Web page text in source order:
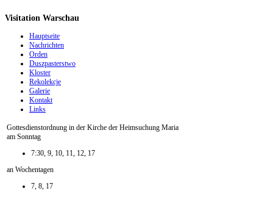
Visitation Warschau
Hauptseite
Nachrichten
Orden
Duszpasterstwo
Kloster
Rekolekcje
Galerie
Kontakt
Links
Gottesdienstordnung in der Kirche der Heimsuchung Maria
am Sonntag
7:30, 9, 10, 11, 12, 17
an Wochentagen
7, 8, 17